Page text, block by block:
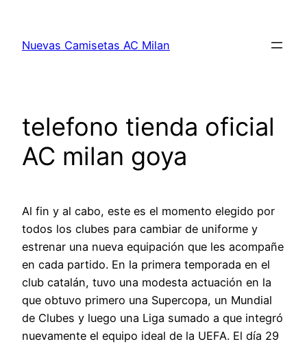
contenido
Nuevas Camisetas AC Milan
telefono tienda oficial
AC milan goya
Al fin y al cabo, este es el momento elegido por
todos los clubes para cambiar de uniforme y
estrenar una nueva equipación que les acompañe
en cada partido. En la primera temporada en el
club catalán, tuvo una modesta actuación en la
que obtuvo primero una Supercopa, un Mundial
de Clubes y luego una Liga sumado a que integró
nuevamente el equipo ideal de la UEFA. El día 29